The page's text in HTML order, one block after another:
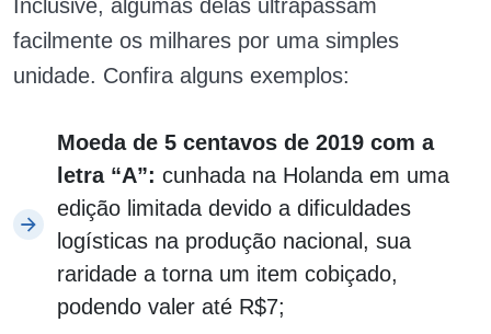
Inclusive, algumas delas ultrapassam
facilmente os milhares por uma simples
unidade. Confira alguns exemplos:
Moeda de 5 centavos de 2019 com a
letra “A”: cunhada na Holanda em uma
edição limitada devido a dificuldades
logísticas na produção nacional, sua
raridade a torna um item cobiçado,
podendo valer até R$7;